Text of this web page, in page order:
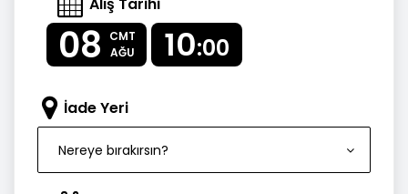
08
CMT
AĞU
10:00
İade Yeri
Nereye bırakırsın?